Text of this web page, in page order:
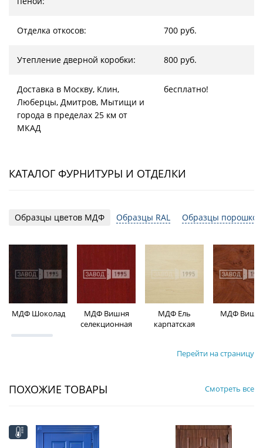
Отделка откосов: 700 руб.
Утепление дверной коробки: 800 руб.
Доставка в Москву, Клин,
Люберцы, Дмитров, Мытищи и
города в пределах 25 км от
МКАД
бесплатно!
КАТАЛОГ ФУРНИТУРЫ И ОТДЕЛКИ
Образцы цветов МДФ Образцы RAL Образцы
МДФ Шоколад
МДФ Вишня
селекционная
МДФ Ель
карпатская
МДФ
Перейти на страницу
ПОХОЖИЕ ТОВАРЫ Смотреть все